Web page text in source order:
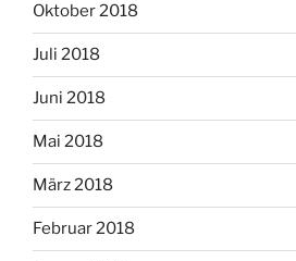
Oktober 2018
Juli 2018
Juni 2018
Mai 2018
März 2018
Februar 2018